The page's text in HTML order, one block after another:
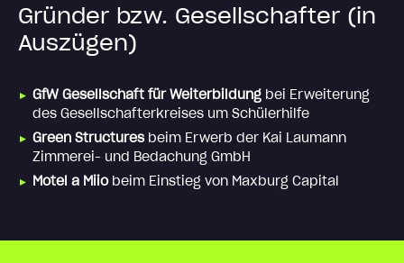
Gründer bzw. Gesellschafter (in
Auszügen)
GfW Gesellschaft für Weiterbildung bei Erweiterung
des Gesellschafterkreises um Schülerhilfe
Green Structuresbeim Erwerb der Kai Laumann
Zimmerei- und Bedachung GmbH
Motel a Miiobeim Einstieg von Maxburg Capital